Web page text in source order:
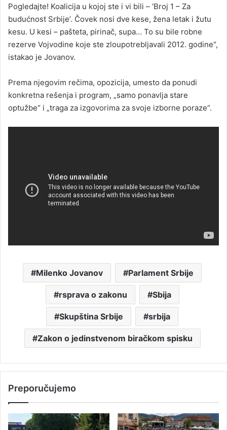
Pogledajte! Koalicija u kojoj ste i vi bili – ‘Broj 1 – Za
budućnost Srbije’. Čovek nosi dve kese, žena letak i žutu
kesu. U kesi – pašteta, pirinač, supa… To su bile robne
rezerve Vojvodine koje ste zloupotrebljavali 2012. godine“,
istakao je Jovanov.
Prema njegovim rečima, opozicija, umesto da ponudi
konkretna rešenja i program, „samo ponavlja stare
optužbe“ i „traga za izgovorima za svoje izborne poraze“.
Milenko Jovanov Parlament Srbije
rsprava o zakonu Sbija
Skupština Srbije srbija
Zakon o jedinstvenom biračkom spisku
Preporučujemo